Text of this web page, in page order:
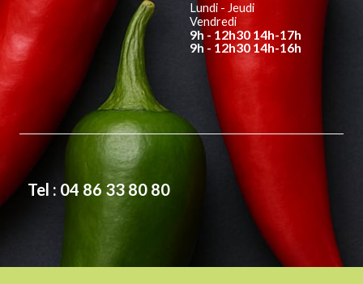
Lundi - Jeudi
Vendredi
9h - 12h30 14h-17h
9h - 12h30 14h-16h
Tel : 04 86 33 80 80